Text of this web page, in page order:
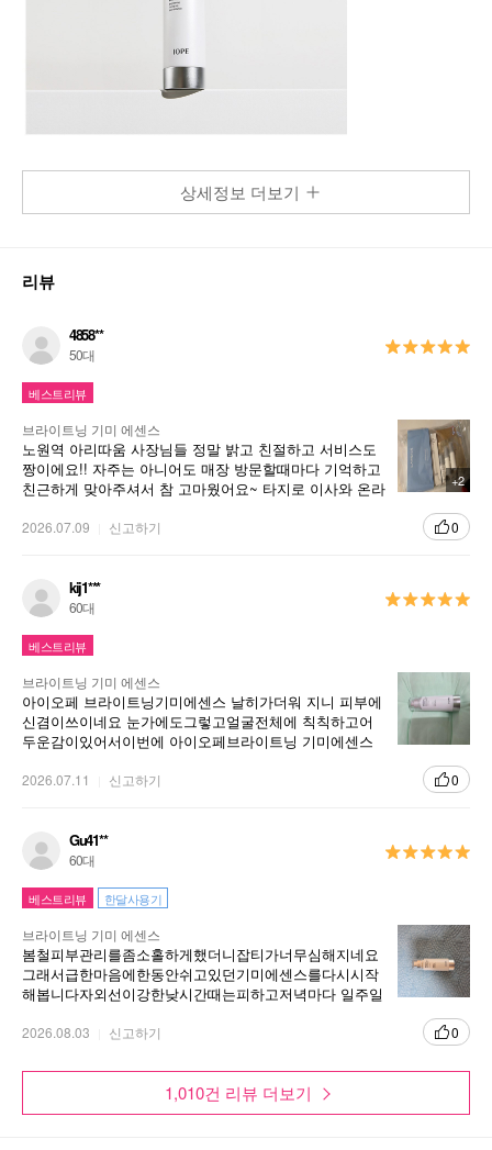
상세정보 더보기
리뷰
4858**
50대
베스트리뷰
+2
브라이트닝 기미 에센스
노원역 아리따움 사장님들 정말 밝고 친절하고 서비스도
짱이에요!! 자주는 아니어도 매장 방문할때마다 기억하고
친근하게 맞아주셔서 참 고마웠어요~ 타지로 이사와 온라
은 기운이 같이 실려왔어요♡♡ 늘 응원 할께요^^ 제품은
생기는건 예방해주는것 같아서 꾸준히 사용하는 제품입
니다^^
2026.07.09 신고하기 0
kij1***
60대
베스트리뷰
브라이트닝 기미 에센스
아이오페 브라이트닝기미에센스 날히가더워 지니 피부에
신겸이쓰이네요 눈가에도그렇고얼굴전체에 칙칙하고어
두운감이있어서이번에 아이오페브라이트닝 기미에센스
톤도엷어지는거같아요 미백독자성분멜라솔브가 짙은기
2026.07.11 신고하기 0
Gu41**
60대
베스트리뷰 한달사용기
브라이트닝 기미 에센스
봄철피부관리를좀소홀하게했더니잡티가너무심해지네요
그래서급한마음에한동안쉬고있던기미에센스를다시시작
해봅니다자외선이강한낮시간때는피하고저녁마다 일주일
금안심이됩니다 그런데 이재품을중단하면다시올라오는
2026.08.03 신고하기 0
1,010건 리뷰 더보기